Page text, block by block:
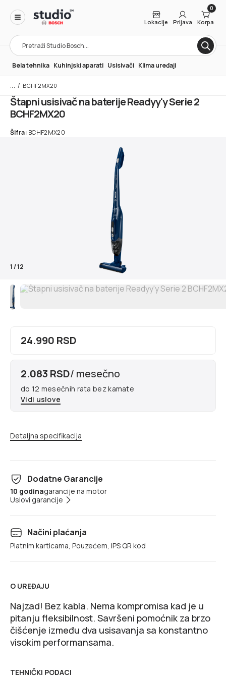
Products
search
Lokacije Prijava
0
Korpa
Bela tehnika Kuhinjski aparati Usisivači Klima uređaji
/ BCHF2MX20
Štapni usisivač na baterije Readyy'y Serie 2
BCHF2MX20
Šifra: BCHF2MX20
1/12
24.990 RSD
2.083 RSD/ mesečno
do 12 mesečnih rata bez kamate
Vidi uslove
Detaljna specifikacija
Dodatne Garancije
10 godinagarancije na motor
Uslovi garancije
Načini plaćanja
Platnim karticama, Pouzećem, IPS QR kod
O UREĐAJU
Najzad! Bez kabla. Nema kompromisa kad je u
pitanju fleksibilnost. Savršeni pomoćnik za brzo
čišćenje između dva usisavanja sa konstantno
visokim performansama.
TEHNIČKI PODACI